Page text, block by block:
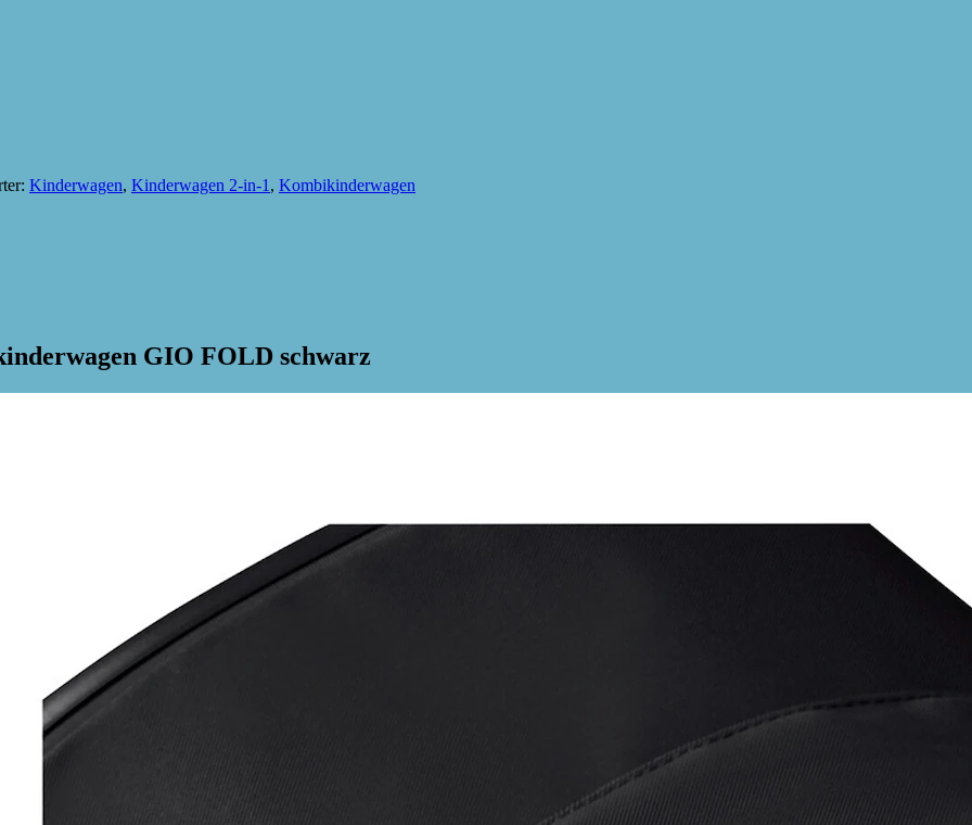
Kinderwagen, Kinderwagen 2-in-1 , Kombikinderwagen
GIO FOLD schwarz